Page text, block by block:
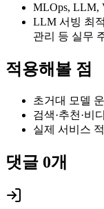
MLOps, LLM,
LLM 서빙 최
관리 등 실무
적용해볼 점
초거대 모델
검색·추천·비
실제 서비스
댓글 0개